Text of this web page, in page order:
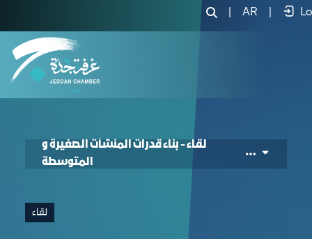
AR
لقاء - بناء قدرات المنشآت الصغيرة و
المتوسطة
لقاء